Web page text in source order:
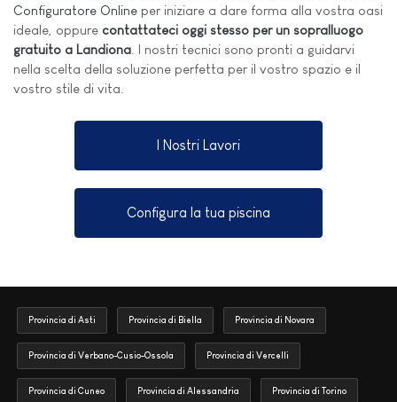
Configuratore Online per iniziare a dare forma alla vostra oasi
ideale, oppure contattateci oggi stesso per un sopralluogo
gratuito a Landiona . I nostri tecnici sono pronti a guidarvi
nella scelta della soluzione perfetta per il vostro spazio e il
vostro stile di vita.
I Nostri Lavori
Configura la tua piscina
Provincia di Asti Provincia di Biella Provincia di Novara
Provincia di Verbano-Cusio-Ossola Provincia di Vercelli
Provincia di Cuneo Provincia di Alessandria Provincia di Torino